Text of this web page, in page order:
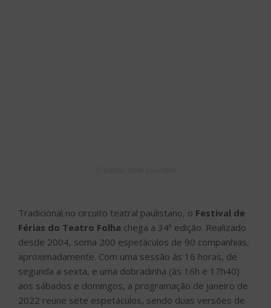
Tradicional no circuito teatral paulistano, o Festival de
Férias do Teatro Folha chega a 34ª edição. Realizado
desde 2004, soma 200 espetáculos de 90 companhias,
aproximadamente. Com uma sessão às 16 horas, de
segunda a sexta, e uma dobradinha (às 16h e 17h40)
aos sábados e domingos, a programação de janeiro de
2022 reúne sete espetáculos, sendo duas versões de